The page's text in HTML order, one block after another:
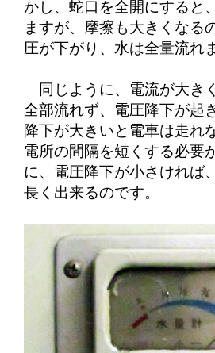
かし、蛇口を全開にすると
ますが、摩擦も大きくなる
圧が下がり、水は全量流れ
同じように、電流が大き
全部流れず、電圧降下が起
降下が大きいと電車は走れ
電所の間隔を短くする必要
に、電圧降下が小さければ
長く出来るのです。